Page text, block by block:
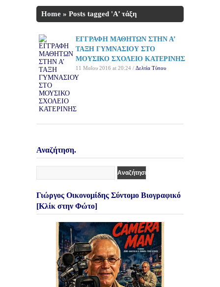
Home » Posts tagged 'Α’ τάξη
ΕΓΓΡΑΦΗ ΜΑΘΗΤΩΝ ΣΤΗΝ Α’
ΤΑΞΗ ΓΥΜΝΑΣΙΟΥ ΣΤΟ
ΜΟΥΣΙΚΟ ΣΧΟΛΕΙΟ ΚΑΤΕΡΙΝΗΣ
11 Μαΐου 2016 at 20:24 / Δελτία Τύπου
Αναζήτηση.
Γιώργος Οικονομίδης Σύντομο Βιογραφικό
[Κλίκ στην Φώτο]